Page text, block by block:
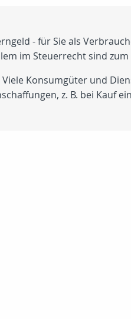
- für Sie als
im Steuerrecht sind zum
Konsumgüter und
z. B. bei Kauf